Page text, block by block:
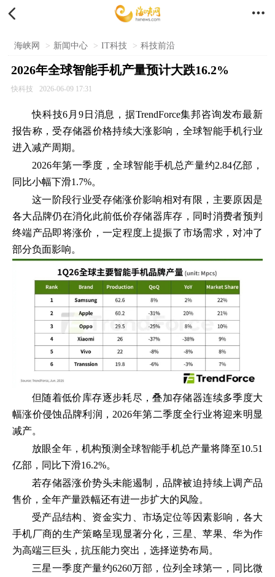
 
海峡网 > 新闻中心 > IT科技 > 科技前沿
2026年全球智能手机产量预计大跌16.2%
快科技 2026-06-09 17:31
快科技6月9日消息，据TrendForce集邦咨询发布最新
报告称，受存储器价格持续大涨影响，全球智能手机行业
进入减产周期。
2026年第一季度，全球智能手机总产量约2.84亿部，
同比小幅下滑1.7%。
这一阶段行业受存储涨价影响相对有限，主要原因是
各大品牌仍在消化此前低价存储器库存，同时消费者预判
终端产品即将涨价，一定程度上提振了市场需求，对冲了
部分负面影响。
但随着低价库存逐步耗尽，叠加存储器连续多季度大
幅涨价侵蚀品牌利润，2026年第二季度全行业将迎来明显
减产。
放眼全年，机构预测全球智能手机总产量将降至10.51
亿部，同比下滑16.2%。
若存储器涨价势头未能遏制，品牌被迫持续上调产品
售价，全年产量跌幅还有进一步扩大的风险。
受产品结构、资金实力、市场定位等因素影响，各大
手机厂商的生产策略呈现显著分化，三星、苹果、华为作
为高端三巨头，抗压能力突出，选择逆势布局。
三星一季度产量约6260万部，位列全球第一，同比微